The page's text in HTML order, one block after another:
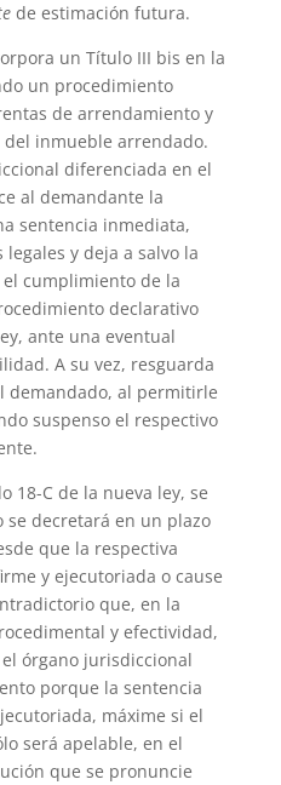
de estimación futura.
un Título III bis en la
un procedimiento
de arrendamiento y
inmueble arrendado.
diferenciada en el
al demandante la
sentencia inmediata,
y deja a salvo la
cumplimiento de la
declarativo
ante una eventual
A su vez, resguarda
demandado, al permitirle
suspenso el respectivo
18-C de la nueva ley, se
decretará en un plazo
que la respectiva
y ejecutoriada o cause
que, en la
y efectividad,
órgano jurisdiccional
porque la sentencia
máxime si el
será apelable, en el
que se pronuncie